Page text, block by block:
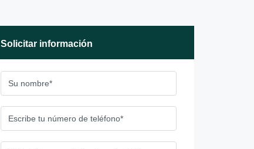
Solicitar información